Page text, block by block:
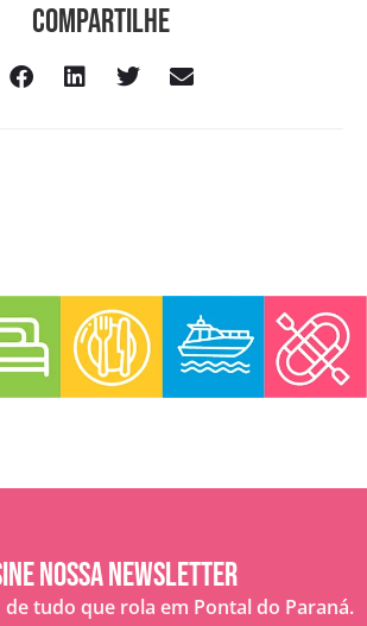
Compartilhe
nossa Newsletter
tudo que rola em Pontal do Paraná.